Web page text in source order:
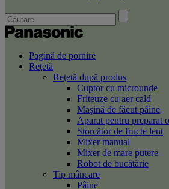
Pagină de pornire
Reţetă
Reţetă după produs
Cuptor cu microunde
Friteuze cu aer cald
Maşină de făcut pâine
Aparat pentru preparat
Storcător de fructe lent
Mixer manual
Mixer de mare putere
Robot de bucătărie
Tip mâncare
Pâine